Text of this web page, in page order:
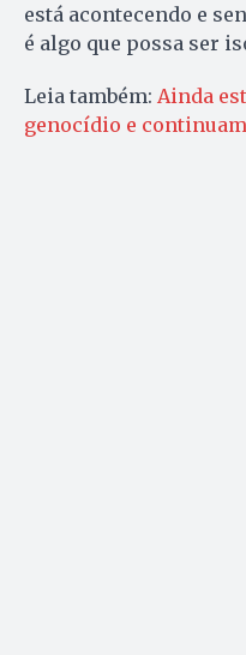
está acontecendo e
é algo que possa ser
Leia também: Ainda
genocídio e